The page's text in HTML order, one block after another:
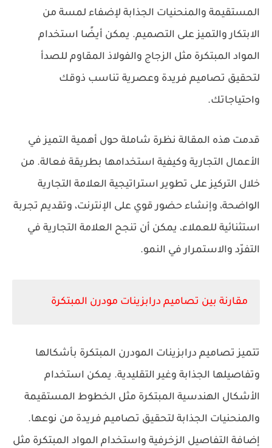
المستقيمة والمنحنيات الجذابة لإضفاء لمسة من
الابتكار والتميز على التصميم. يمكن أيضًا استخدام
المواد المبتكرة مثل الزجاج والفولاذ المقاوم للصدأ
لتحقيق تصاميم فريدة وعصرية تناسب ذوقك
واحتياجاتك.
قدمت هذه المقالة نظرة شاملة حول أهمية التميز في
الأعمال التجارية وكيفية استخدامها بطريقة فعالة. من
خلال التركيز على تطوير استراتيجية العلامة التجارية
الواضحة، وإنشاء حضور قوي على الإنترنت، وتقديم تجربة
استثنائية للعملاء، يمكن أن تنجح العلامة التجارية في
التفرّد والاستمرار في النمو.
مقارنة بين تصاميم درابزينات مودرن المبتكرة
تتميز تصاميم درابزينات المودرن المبتكرة بأشكالها
وتفاصيلها الجذابة وغير التقليدية. يمكن استخدام
الأشكال الهندسية المبتكرة مثل الخطوط المستقيمة
والمنحنيات الجذابة لتحقيق تصاميم فريدة من نوعها.
إضافة التفاصيل الزخرفية واستخدام المواد المبتكرة مثل